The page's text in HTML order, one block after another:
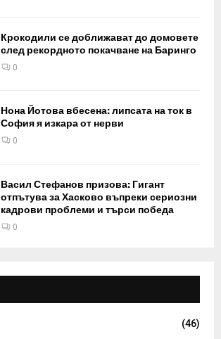
Крокодили се доближават до домовете
след рекордното покачване на Баринго
0
Нона Йотова вбесена: липсата на ток в
София я изкара от нерви
0
Васил Стефанов призова: Гигант
отпътува за Хасково въпреки сериозни
кадрови проблеми и търси победа
0
(46)